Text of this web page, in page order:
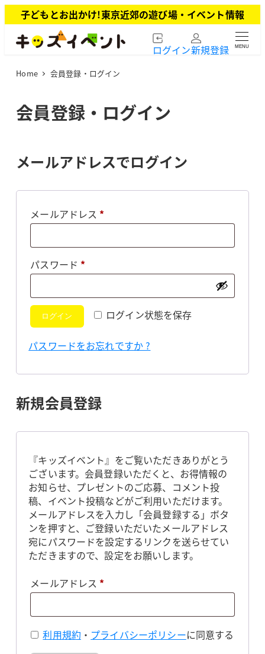
イ
子どもとお出かけ!東京近郊の遊び場・イベント情報
ログイン新規登録 MENU
Home 会員登録・ログイン
会員登録・ログイン
メールアドレスでログイン
メールアドレス *必
パスワード *必
ログイン状態を保存
ログイン
パスワードをお忘れですか ?
新規会員登録
『キッズイベント』をご覧いただきありがとう
ございます。会員登録いただくと、お得情報の
お知らせ、プレゼントのご応募、コメント投
稿、イベント投稿などがご利用いただけます。
メールアドレスを入力し「会員登録する」ボタ
ンを押すと、ご登録いただいたメールアドレス
宛にパスワードを設定するリンクを送らせてい
ただきますので、設定をお願いします。
メールアドレス *必
利用規約 ・ プライバシーポリシーに同意する